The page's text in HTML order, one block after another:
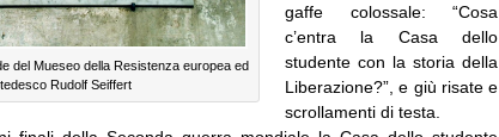
del Mueseo della Resistenza europea ed
Rudolf Seiffert
gaffe colossale: “Cosa
c’entra la Casa dello
studente con la storia della
Liberazione?”, e giù risate e
scrollamenti di testa.